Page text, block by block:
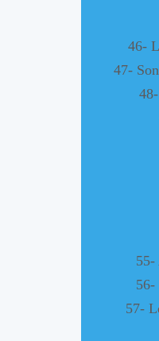
46-
47-
55-
56-
57-